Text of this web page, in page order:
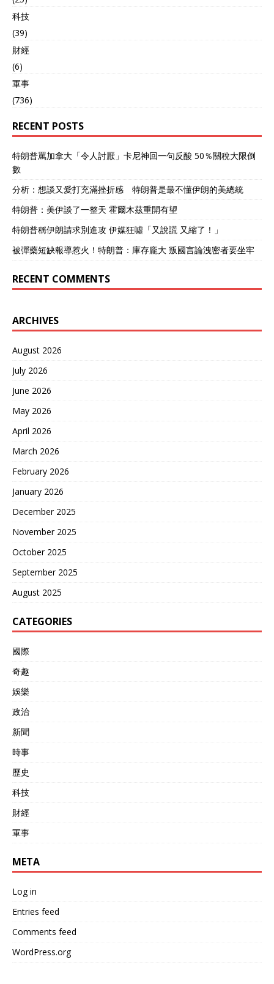
科技
(39)
財經
(6)
軍事
(736)
RECENT POSTS
特朗普罵加拿大「令人討厭」卡尼神回一句反酸 50％關稅大限倒
數
分析：想談又愛打充滿挫折感 特朗普是最不懂伊朗的美總統
特朗普：美伊談了一整天 霍爾木茲重開有望
特朗普稱伊朗請求別進攻 伊媒狂噓「又說謊 又縮了！」
被彈藥短缺報導惹火！特朗普：庫存龐大 叛國言論洩密者要坐牢
RECENT COMMENTS
ARCHIVES
August 2026
July 2026
June 2026
May 2026
April 2026
March 2026
February 2026
January 2026
December 2025
November 2025
October 2025
September 2025
August 2025
CATEGORIES
國際
奇趣
娛樂
政治
新聞
時事
歷史
科技
財經
軍事
META
Log in
Entries feed
Comments feed
WordPress.org